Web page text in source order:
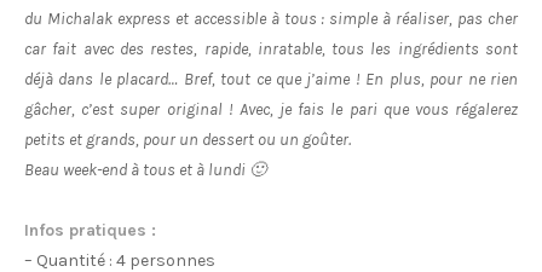
du Michalak express et accessible à tous : simple à réaliser, pas cher
car fait avec des restes, rapide, inratable, tous les ingrédients sont
déjà dans le placard… Bref, tout ce que j’aime ! En plus, pour ne rien
gâcher, c’est super original ! Avec, je fais le pari que vous régalerez
petits et grands, pour un dessert ou un goûter.
Beau week-end à tous et à lundi 🙂
Infos pratiques :
– Quantité : 4 personnes